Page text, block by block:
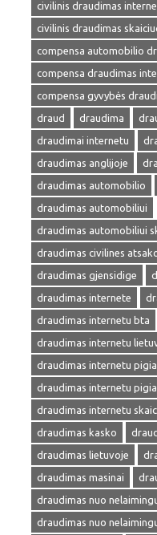
civilinis draudimas
civilinis draudimas
compensa automobilio
compensa draudimas
compensa gyvybės
draud
draudima
draudimai internetu
draudimas anglijoje
draudimas automobilio
draudimas automobiliui
draudimas automobiliui
draudimas civilines
draudimas gjensidige
draudimas internete
draudimas internetu bta
draudimas internetu
draudimas internetu
draudimas internetu
draudimas internetu
draudimas kasko
draudimas lietuvoje
draudimas masinai
draudimas nuo
draudimas nuo